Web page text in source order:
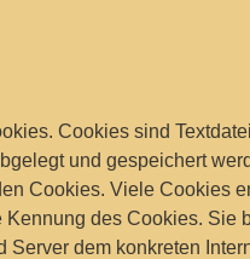
Cookies sind
und gespeichert
Cookies. Viele Cookies
des Cookies. Sie
dem konkreten